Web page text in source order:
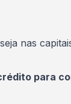
nas
para